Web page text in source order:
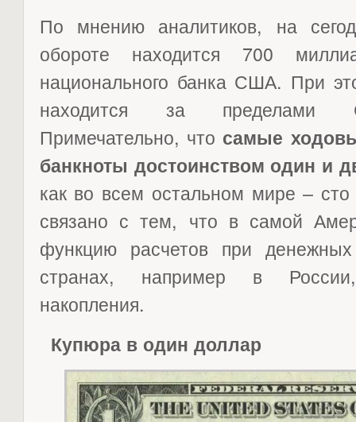
По мнению аналитиков, на
обороте находится 700
национального банка США. При
находится за пределами
Примечательно, что самые
банкноты достоинством один и
как во всем остальном мире –
связано с тем, что в самой
функцию расчетов при
странах, например в
накопления.
Купюра в один доллар